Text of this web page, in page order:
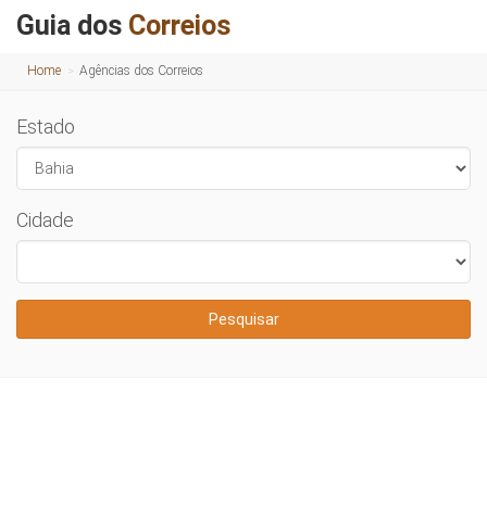
Guia dos Correios
Home Agências dos Correios
Estado
Cidade
Pesquisar